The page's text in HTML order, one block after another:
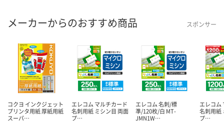
メーカーからのおすすめ商品 スポンサー
コクヨ インクジェット
プリンタ用紙 厚紙用紙
スーパ…
エレコム マルチカード
名刺用紙 ミシン目 両面
プ…
エレコム 名刺/標
準/120枚/白 MT-
JMN1W…
エレコム
名刺用紙
プ…